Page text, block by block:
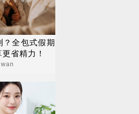
？全包式假期
省精力！